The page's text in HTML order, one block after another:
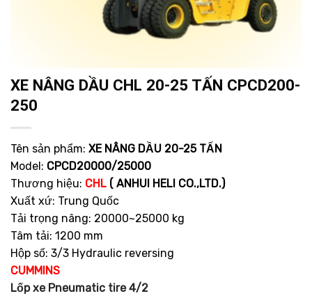
XE NÂNG DẦU CHL 20-25 TẤN CPCD200-
250
Tên sản phẩm: XE NÂNG DẦU 20-25 TẤN
Model: CPCD20000/25000
Thương hiệu: CHL ( ANHUI HELI CO.,LTD.)
Xuất xứ: Trung Quốc
Tải trọng nâng: 20000~25000 kg
Tâm tải: 1200 mm
Hộp số: 3/3 Hydraulic reversing
CUMMINS
Lốp xe Pneumatic tire 4/2